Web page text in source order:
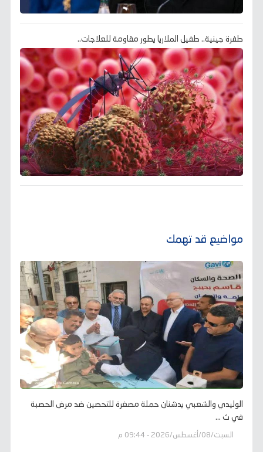
طفرة جينية.. طفيل الملاريا يطور مقاومة للعلاجات..
مواضيع قد تهمك
الوليدي والشعبي يدشنان حملة مصغرة للتحصين ضد مرض الحصبة
في ث ...
السبت/08/أغسطس/2026 - 09:44 م